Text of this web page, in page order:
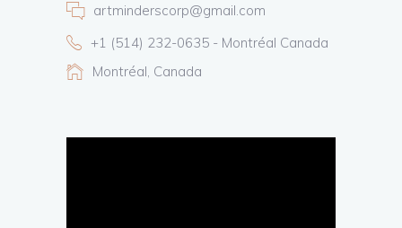
artminderscorp@gmail.com
+1 (514) 232-0635 - Montréal Canada
Montréal, Canada